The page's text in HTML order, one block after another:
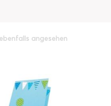
angesehen